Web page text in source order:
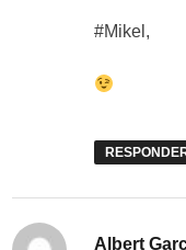
#Mikel,
Albert